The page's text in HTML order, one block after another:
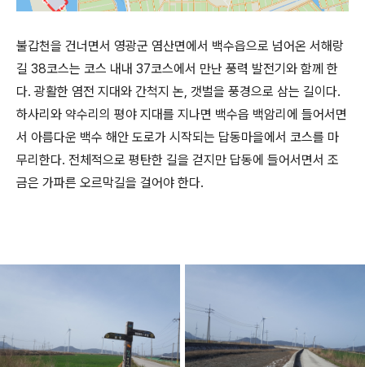
불갑천을 건너면서 영광군 염산면에서 백수읍으로 넘어온 서해랑
길 38코스는 코스 내내 37코스에서 만난 풍력 발전기와 함께 한
다. 광활한 염전 지대와 간척지 논, 갯벌을 풍경으로 삼는 길이다.
하사리와 약수리의 평야 지대를 지나면 백수읍 백암리에 들어서면
서 아름다운 백수 해안 도로가 시작되는 답동마을에서 코스를 마
무리한다. 전체적으로 평탄한 길을 걷지만 답동에 들어서면서 조
금은 가파른 오르막길을 걸어야 한다.